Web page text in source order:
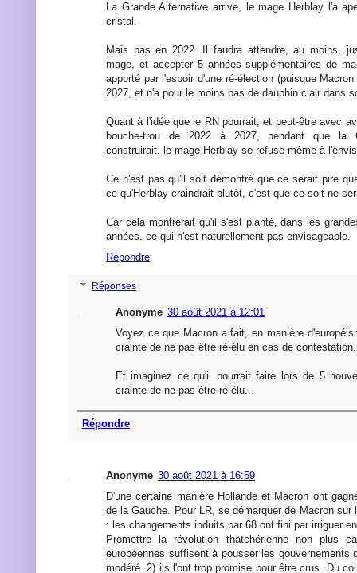
La Grande Alternative arrive, le mage Herblay l'a
cristal.
Mais pas en 2022. Il faudra attendre, au moins,
mage, et accepter 5 années supplémentaires de
apporté par l'espoir d'une ré-élection (puisque
2027, et n'a pour le moins pas de dauphin clair dans
Quant à l'idée que le RN pourrait, et peut-être avec
bouche-trou de 2022 à 2027, pendant que la
construirait, le mage Herblay se refuse même à
Ce n'est pas qu'il soit démontré que ce serait pire
ce qu'Herblay craindrait plutôt, c'est que ce soit ne
Car cela montrerait qu'il s'est planté, dans les
années, ce qui n'est naturellement pas envisageable.
Répondre
Réponses
Anonyme 30 août 2021 à 12:01
Voyez ce que Macron a fait, en manière
crainte de ne pas être ré-élu en cas de contestation.
Et imaginez ce qu'il pourrait faire lors de 5
crainte de ne pas être ré-élu...
Répondre
Anonyme 30 août 2021 à 16:59
D'une certaine manière Hollande et Macron ont
de la Gauche. Pour LR, se démarquer de Macron
: les changements induits par 68 ont fini par irriguer
Promettre la révolution thatchérienne non plus
européennes suffisent à pousser les gouvernements
modéré. 2) ils l'ont trop promise pour être crus. Du